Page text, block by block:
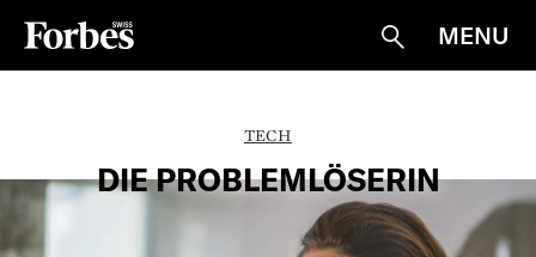
Suche
MENU
TECH
DIE PROBLEMLÖSERIN